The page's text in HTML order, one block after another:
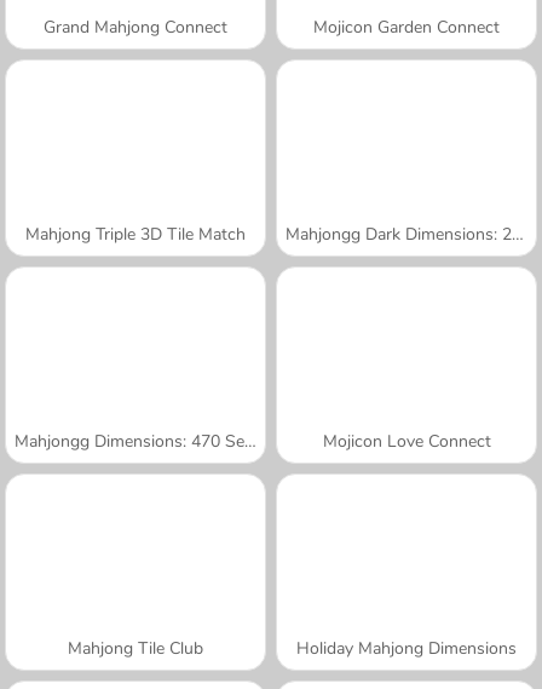
Grand Mahjong Connect Mojicon Garden Connect
Mahjong Triple 3D Tile Match Mahjongg Dark Dimensions: 210 Seconds
Mahjongg Dimensions: 470 Seconds Mojicon Love Connect
Mahjong Tile Club Holiday Mahjong Dimensions